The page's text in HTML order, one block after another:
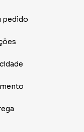
pedido